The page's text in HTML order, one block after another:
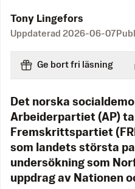
Tony Lingefors
Uppdaterad 2026-06-07
Ge bort fri läsning
Det norska
Arbeiderpartiet (AP)
Fremskrittspartiet
som landets största
undersökning som
uppdrag av Nationen